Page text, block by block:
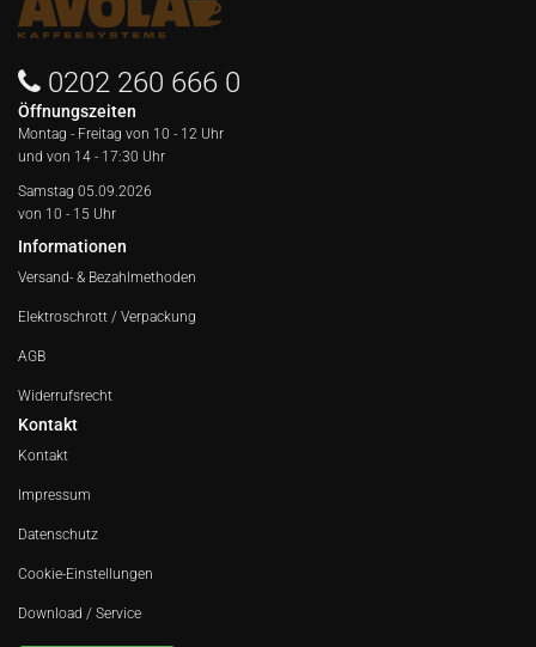
0202 260 666 0
Öffnungszeiten
Montag - Freitag von 10 - 12 Uhr
und von 14 - 17:30 Uhr
Samstag 05.09.2026
von 10 - 15 Uhr
Informationen
Versand- & Bezahlmethoden
Elektroschrott / Verpackung
AGB
Widerrufsrecht
Kontakt
Kontakt
Impressum
Datenschutz
Cookie-Einstellungen
Download / Service